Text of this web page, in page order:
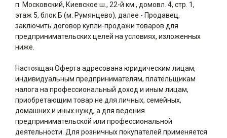
п. Московский, Киевское ш., 22-й км., домовл. 4, стр. 1,
этаж 5, блок Б (м. Румянцево), далее - Продавец,
заключить договор купли-продажи товаров для
предпринимательских целей на условиях, изложенных
ниже.
Настоящая Оферта адресована юридическим лицам,
индивидуальным предпринимателям, плательщикам
налога на профессиональный доход и иным лицам,
приобретающим товар не для личных, семейных,
домашних и иных нужд, а для ведения
предпринимательской или профессиональной
деятельности. Для розничных покупателей применяется